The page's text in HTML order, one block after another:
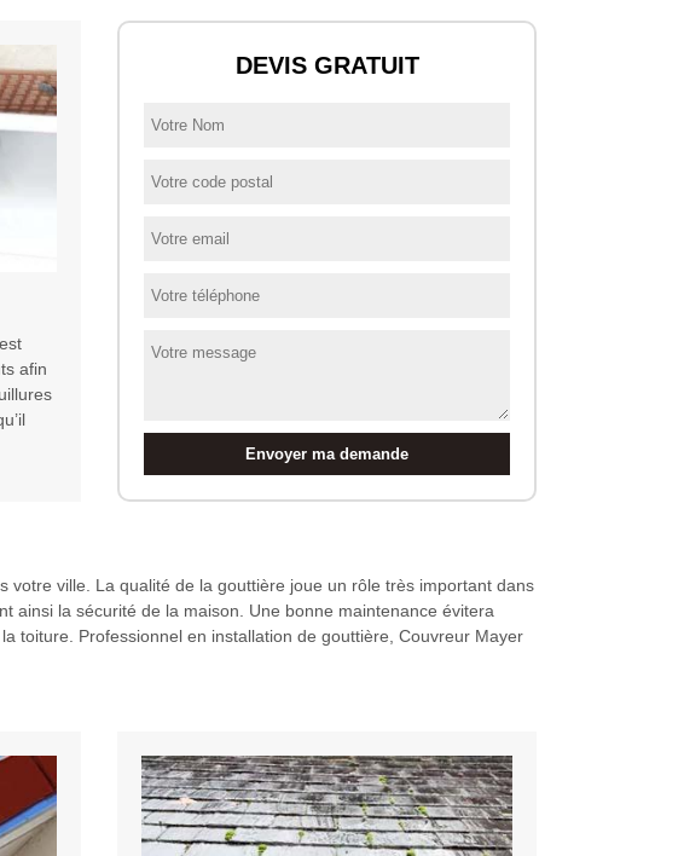
afin
DEVIS GRATUIT
ville. La qualité de la gouttière joue un rôle très important dans
ainsi la sécurité de la maison. Une bonne maintenance évitera
toiture. Professionnel en installation de gouttière, Couvreur Mayer